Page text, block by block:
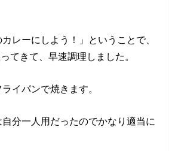
レーにしよう！」ということで、
てきて、早速調理しました。
イパンで焼きます。
分一人用だったのでかなり適当に